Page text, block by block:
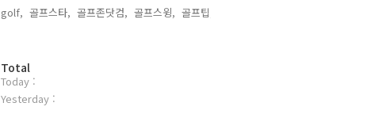
golf, 골프스타, 골프존닷컴, 골프스윙, 골프팁,
방
문
자
Total
Today :
Yesterday :